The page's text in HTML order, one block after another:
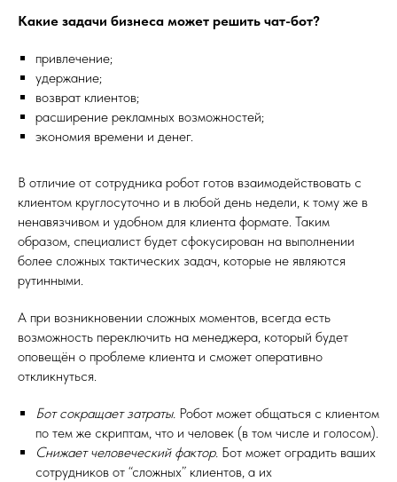
Какие задачи бизнеса может решить чат-бот?
привлечение;
удержание;
возврат клиентов;
расширение рекламных возможностей;
экономия времени и денег.
В отличие от сотрудника робот готов взаимодействовать с
клиентом круглосуточно и в любой день недели, к тому же в
ненавязчивом и удобном для клиента формате. Таким
образом, специалист будет сфокусирован на выполнении
более сложных тактических задач, которые не являются
рутинными.
А при возникновении сложных моментов, всегда есть
возможность переключить на менеджера, который будет
оповещён о проблеме клиента и сможет оперативно
откликнуться.
Бот сокращает затраты. Робот может общаться с клиентом
по тем же скриптам, что и человек (в том числе и голосом).
Снижает человеческий фактор. Бот может оградить ваших
сотрудников от “сложных” клиентов, а их